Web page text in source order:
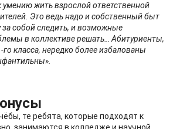
умению жить взрослой ответственной
Это ведь надо и собственный быт
за собой следить, и возможные
в коллективе решать… Абитуриенты,
класса, нередко более избалованы
те ребята, которые подходят к